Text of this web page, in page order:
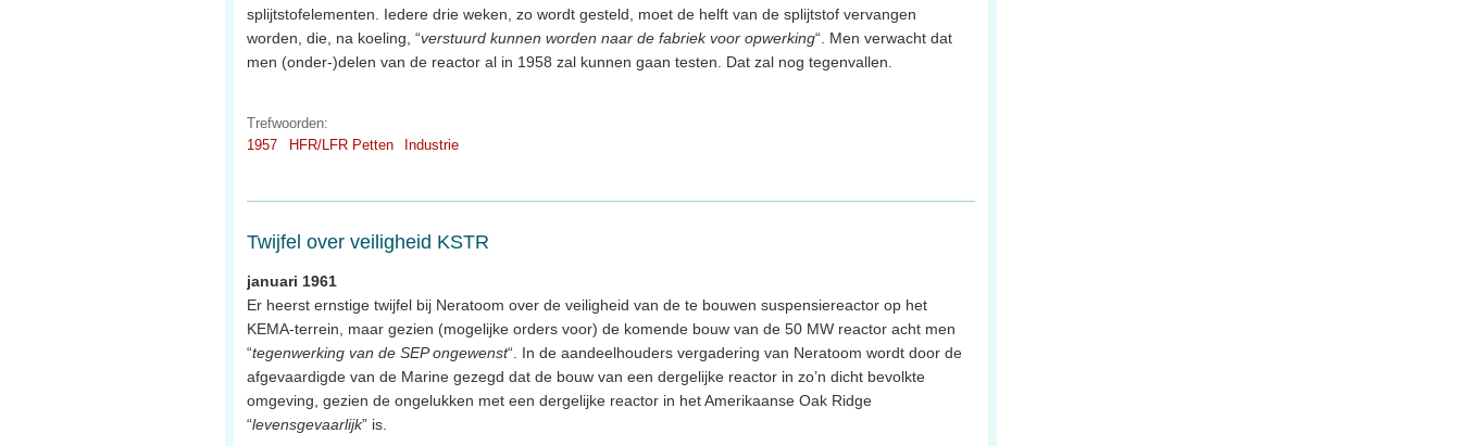
splijtstofelementen. Iedere drie weken, zo wordt gesteld, moet de helft van de splijtstof vervangen
worden, die, na koeling, “verstuurd kunnen worden naar de fabriek voor opwerking“. Men verwacht dat
men (onder-)delen van de reactor al in 1958 zal kunnen gaan testen. Dat zal nog tegenvallen.
Trefwoorden:
1957
HFR/LFR Petten Industrie
Twijfel over veiligheid KSTR
januari 1961
Er heerst ernstige twijfel bij Neratoom over de veiligheid van de te bouwen suspensiereactor op het
KEMA-terrein, maar gezien (mogelijke orders voor) de komende bouw van de 50 MW reactor acht men
“tegenwerking van de SEP ongewenst“. In de aandeelhouders vergadering van Neratoom wordt door de
afgevaardigde van de Marine gezegd dat de bouw van een dergelijke reactor in zo’n dicht bevolkte
omgeving, gezien de ongelukken met een dergelijke reactor in het Amerikaanse Oak Ridge
“levensgevaarlijk” is.